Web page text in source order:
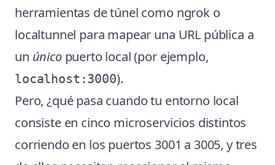
herramientas de túnel como ngrok o
localtunnel para mapear una URL pública a
un únicopuerto local (por ejemplo,
localhost:3000).
Pero, ¿qué pasa cuando tu entorno local
consiste en cinco microservicios distintos
corriendo en los puertos 3001 a 3005, y tres